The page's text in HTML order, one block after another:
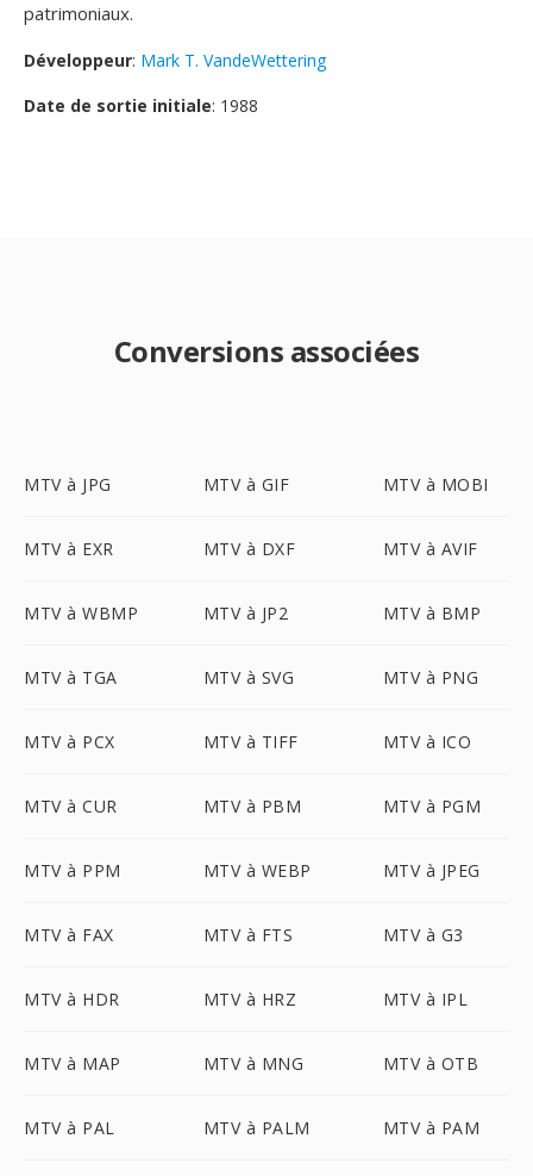
patrimoniaux.
Développeur: Mark T. VandeWettering
Date de sortie initiale: 1988
Conversions associées
MTV à JPG MTV à GIF MTV à MOBI
MTV à EXR MTV à DXF MTV à AVIF
MTV à WBMP MTV à JP2 MTV à BMP
MTV à TGA MTV à SVG MTV à PNG
MTV à PCX MTV à TIFF MTV à ICO
MTV à CUR MTV à PBM MTV à PGM
MTV à PPM MTV à WEBP MTV à JPEG
MTV à FAX MTV à FTS MTV à G3
MTV à HDR MTV à HRZ MTV à IPL
MTV à MAP MTV à MNG MTV à OTB
MTV à PAL MTV à PALM MTV à PAM